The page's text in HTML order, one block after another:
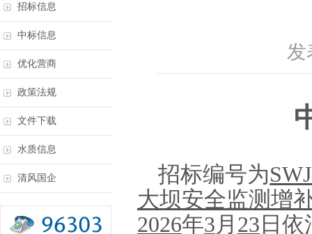
招标信息
中标信息
优化营商
政策法规
文件下载
水质信息
清风国企
发
招标编号为
大坝安全监测增
2026年3月 23 日